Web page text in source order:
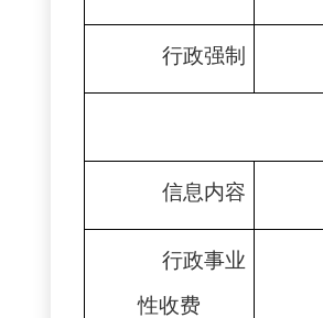
行政强制
信息内容
行政事业
性收费